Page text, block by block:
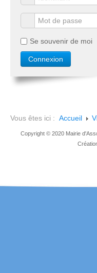
Se souvenir de moi
Vous êtes ici : Accueil
Copyright © 2020 Mairie